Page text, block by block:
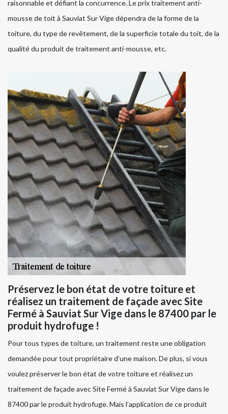
raisonnable et défiant la concurrence. Le prix traitement anti-
mousse de toit à Sauviat Sur Vige dépendra de la forme de la
toiture, du type de revêtement, de la superficie totale du toit, de la
qualité du produit de traitement anti-mousse, etc.
Préservez le bon état de votre toiture et
réalisez un traitement de façade avec Site
Fermé à Sauviat Sur Vige dans le 87400 par le
produit hydrofuge !
Pour tous types de toiture, un traitement reste une obligation
demandée pour tout propriétaire d’une maison. De plus, si vous
voulez préserver le bon état de votre toiture et réalisez un
traitement de façade avec Site Fermé à Sauviat Sur Vige dans le
87400 par le produit hydrofuge. Mais l’application de ce produit